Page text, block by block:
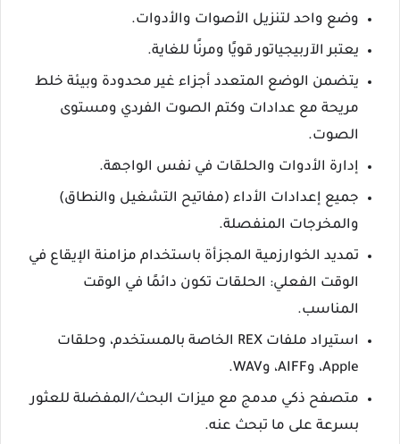
وضع واحد لتنزيل الأصوات والأدوات.
يعتبر الآربيجياتور قويًا ومرنًا للغاية.
يتضمن الوضع المتعدد أجزاء غير محدودة وبيئة خلط
مريحة مع عدادات وكتم الصوت الفردي ومستوى
الصوت.
إدارة الأدوات والحلقات في نفس الواجهة.
جميع إعدادات الأداء (مفاتيح التشغيل والنطاق)
والمخرجات المنفصلة.
تمديد الخوارزمية المجزأة باستخدام مزامنة الإيقاع في
الوقت الفعلي: الحلقات تكون دائمًا في الوقت
المناسب.
استيراد ملفات REX الخاصة بالمستخدم، وحلقات
Apple، وAIFF، وWAV.
متصفح ذكي مدمج مع ميزات البحث/المفضلة للعثور
بسرعة على ما تبحث عنه.